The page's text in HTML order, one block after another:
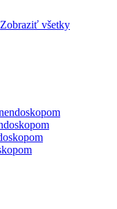
Zobraziť všetky